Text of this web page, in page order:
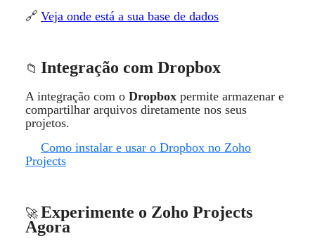
🔗 Veja onde está a sua base de dados
📁 Integração com Dropbox
A integração com o Dropbox permite armazenar e
compartilhar arquivos diretamente nos seus
projetos.
Como instalar e usar o Dropbox no Zoho
Projects
🚀 Experimente o Zoho Projects
Agora